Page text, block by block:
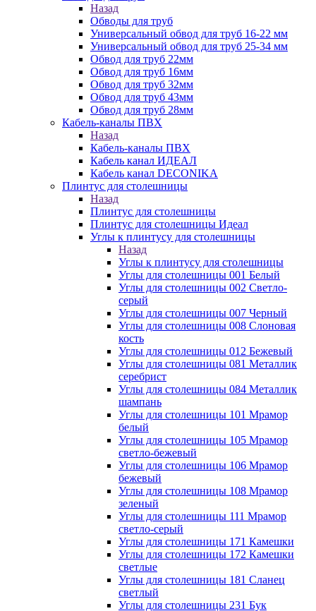
Назад
Обводы для труб
Универсальный обвод для труб 16-22 мм
Универсальный обвод для труб 25-34 мм
Обвод для труб 22мм
Обвод для труб 16мм
Обвод для труб 32мм
Обвод для труб 43мм
Обвод для труб 28мм
Кабель-каналы ПВХ
Назад
Кабель-каналы ПВХ
Кабель канал ИДЕАЛ
Кабель канал DECONIKA
Плинтус для столешницы
Назад
Плинтус для столешницы
Плинтус для столешницы Идеал
Углы к плинтусу для столешницы
Назад
Углы к плинтусу для столешницы
Углы для столешницы 001 Белый
Углы для столешницы 002 Светло-
серый
Углы для столешницы 007 Черный
Углы для столешницы 008 Слоновая
кость
Углы для столешницы 012 Бежевый
Углы для столешницы 081 Металлик
серебрист
Углы для столешницы 084 Металлик
шампань
Углы для столешницы 101 Мрамор
белый
Углы для столешницы 105 Мрамор
светло-бежевый
Углы для столешницы 106 Мрамор
бежевый
Углы для столешницы 108 Мрамор
зеленый
Углы для столешницы 111 Мрамор
светло-серый
Углы для столешницы 171 Камешки
Углы для столешницы 172 Камешки
светлые
Углы для столешницы 181 Сланец
светлый
Углы для столешницы 231 Бук